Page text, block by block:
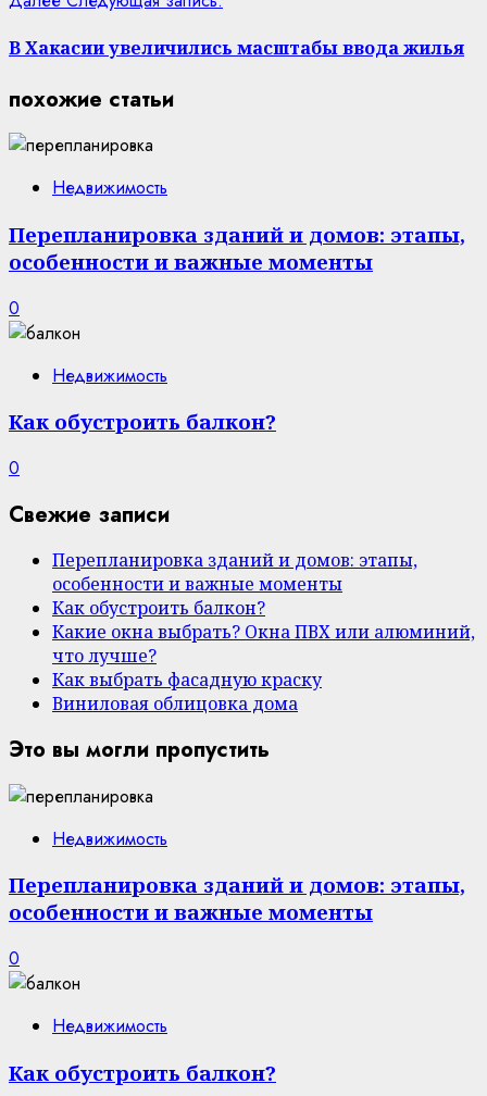
В Хакасии увеличились масштабы ввода жилья
похожие статьи
Недвижимость
Перепланировка зданий и домов: этапы,
особенности и важные моменты
0
Недвижимость
Как обустроить балкон?
0
Свежие записи
Перепланировка зданий и домов: этапы,
особенности и важные моменты
Как обустроить балкон?
Какие окна выбрать? Окна ПВХ или алюминий,
что лучше?
Как выбрать фасадную краску
Виниловая облицовка дома
Это вы могли пропустить
Недвижимость
Перепланировка зданий и домов: этапы,
особенности и важные моменты
0
Недвижимость
Как обустроить балкон?